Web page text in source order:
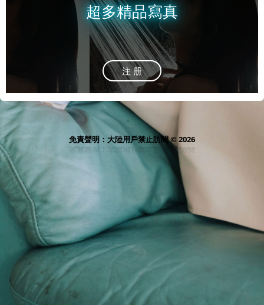
超多精品寫真
注 册
登 录
免責聲明：大陸用戶禁止訪問 © 2026